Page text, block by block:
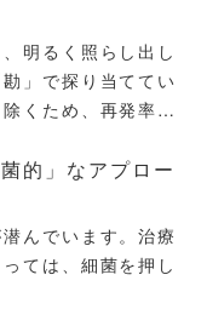
明るく照らし出し
」で探り当ててい
くため、再発率を
的」なアプロー
んでいます。治療
ては、細菌を押し